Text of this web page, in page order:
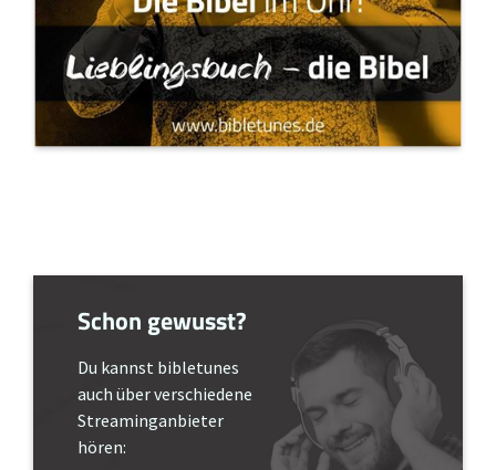
Schon gewusst?
Du kannst bibletunes
auch über verschiedene
Streaminganbieter
hören: